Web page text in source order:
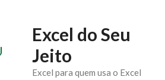
Excel do Seu
Jeito
Excel para quem usa o Excel